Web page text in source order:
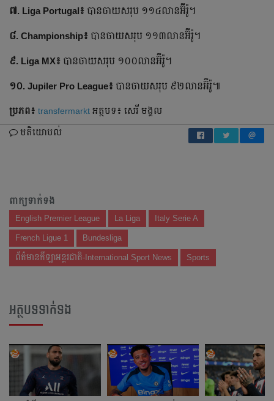
៧. Liga Portugal៖ បាន​ចាយ​សរុប​ ១១៤លាន​អ៊ឺរ៉ូ​។
៨. Championship៖ បាន​ចាយ​សរុប​ ១១៣លាន​អ៊ឺរ៉ូ​។
៩. Liga MX៖ បាន​ចាយ​សរុប​ ១០០លាន​អ៊ឺរ៉ូ​។
១០. Jupiler Pro League៖ បាន​ចាយ​សរុប​ ៩២លាន​អ៊ឺរ៉ូ​៕
ប្រភព៖ transfermarkt អត្ថបទ៖ សេរី មង្គល
មតិយោបល់
ពាក្យទាក់ទង
English Premier League La Liga Italy Serie A
French Ligue 1 Bundesliga
ព័ត៌មានកីឡាអន្តរជាតិ-International Sport News Sports
អត្ថបទទាក់ទង